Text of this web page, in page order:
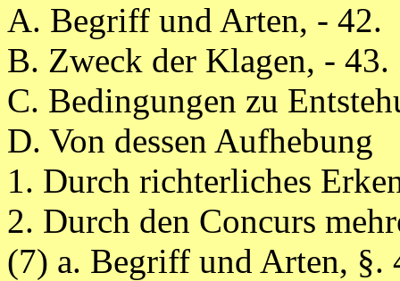
A. Begriff und Arten, - 42.
B. Zweck der Klagen, - 43.
C. Bedingungen zu
D. Von dessen Aufhebung
1. Durch richterliches
2. Durch den Concurs
(7) a. Begriff und Arten, §.